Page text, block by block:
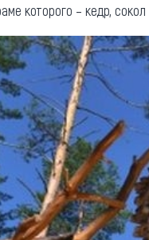
которого – кедр,